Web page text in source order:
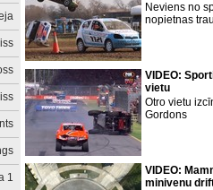
1
Neviens no
nopietnas
VIDEO:
vietu
Otro vietu
Gordons
VIDEO:
minivenu